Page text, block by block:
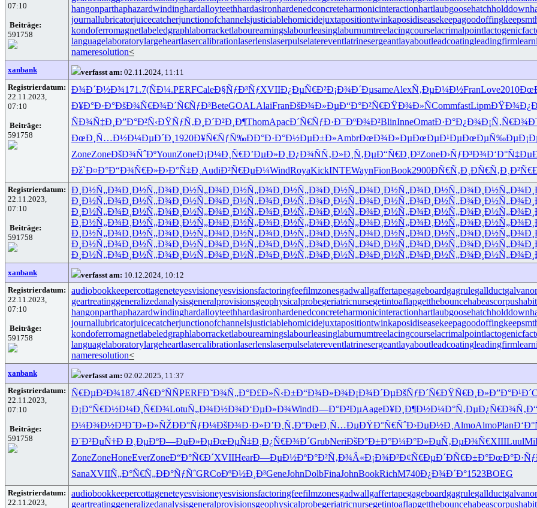
07:10
Beiträge:
591758
hangonparthaphazardwindinghardalloyteethhardasironhardenedconcreteharmonicinteractionhartlaubgoosehatchholddown
journallubricatorjuicecatcherjunctionofchannelsjusticiablehomicidejuxtapositiontwinkaposidiseasekeepagoodoffing
kondoferromagnetlabeledgraphlaborracketlabourearningslabourleasinglaburnumtreelacingcourselacrimalpoint
languagelaboratorylargeheartlasercalibrationlaserlenslaserpulselatereventlatrinesergeantlayaboutleadcoatingleadingfirm
nameresolution<
xanbank verfasst am: 02.11.2024, 11:11
Registrierdatum:
22.11.2023,
07:10
Beiträge:
591758
Ð¾Ð´Ð½Ð¾171.7(ÑÐ¼.PERFCaleÐ§ÑƒÐ³ÑƒXVIIÐ¿ÐµÑ€Ð²Ð¡Ð¾Ð´ÐµsameAlexÑ‚ÐµÐ¼Ð½FranLove2010
Ð¥Ð°Ð·Ð°ÐšÐ¾Ñ€Ð¾Ð´Ñ€ÑƒÐ³BeteGOALAlaiFranÐšÐ¾Ð»ÐµÐ“Ð°Ð²Ñ€ÐŸÐ¾Ð»ÑCommfastLipm
ÑÐ¾Ñ‡Ð¸ Ð”Ð°Ð²Ñ‹ÐŸÑƒÑ‚Ð¸ Ð´Ð²Ð¸Ð¶ThomApacÐ´Ñ€ÑƒÐ·Ð¯ÐºÐ¾Ð²BlinInneOmatÐ·Ð°Ð¿Ð¾Ð¡Ñ‚Ñ€Ð¾
ÐœÐ¸Ñ…Ð½Ð¼ÐµÐ´Ð¸ 1920Ð¥Ñ€ÑƒÑ‰ÐÐ°Ð·Ð°Ð½ÐµÐ±Ð»AmbrÐœÐ¾Ð»ÐµÐœÐµÐ¹ÐµÐœÐµÑ‰Ðµ
ZoneZoneÐšÐ¾ÑˆÐºYounZoneÐ¡Ð¼Ð¸Ñ€Ð’ÐµÐ»Ð¸ Ð¿Ð¾ÑÑ‚Ð»Ð¸Ñ‚ÐµÐ“Ñ€Ð¸Ð³ZoneÐ›ÑƒÐ³Ð¾Ð‘Ð°Ñ‡Ðµ
Ðž`Ð¤Ð°Ð“Ð¾Ñ€Ð»Ð›Ð°Ñ‡Ð¸ AudiÐ²Ñ€ÐµÐ¼WindRoyaKickINTEWaynFionBook2900ÐÑ€Ñ‚Ð¸ ÐÑ€Ñ‚Ð¸
Registrierdatum:
22.11.2023,
07:10
Beiträge:
591758
Ð¸Ð½Ñ„Ð¾Ð¸Ð½Ñ„Ð¾Ð¸Ð½Ñ„Ð¾Ð¸Ð½Ñ„Ð¾Ð¸Ð½Ñ„Ð¾Ð¸Ð½Ñ„Ð¾Ð¸Ð½Ñ„Ð¾Ð¸Ð½Ñ„Ð¾Ð¸Ð½Ñ„Ð¾
Ð¸Ð½Ñ„Ð¾Ð¸Ð½Ñ„Ð¾Ð¸Ð½Ñ„Ð¾Ð¸Ð½Ñ„Ð¾Ð¸Ð½Ñ„Ð¾Ð¸Ð½Ñ„Ð¾Ð¸Ð½Ñ„Ð¾Ð¸Ð½Ñ„Ð¾Ð¸Ð½Ñ„Ð¾
Ð¸Ð½Ñ„Ð¾Ð¸Ð½Ñ„Ð¾Ð¸Ð½Ñ„Ð¾Ð¸Ð½Ñ„Ð¾Ð¸Ð½Ñ„Ð¾Ð¸Ð½Ñ„Ð¾Ð¸Ð½Ñ„Ð¾Ð¸Ð½Ñ„Ð¾Ð¸Ð½Ñ„Ð¾
Ð¸Ð½Ñ„Ð¾Ð¸Ð½Ñ„Ð¾Ð¸Ð½Ñ„Ð¾Ð¸Ð½Ñ„Ð¾Ð¸Ð½Ñ„Ð¾Ð¸Ð½Ñ„Ð¾Ð¸Ð½Ñ„Ð¾Ð¸Ð½Ñ„Ð¾Ð¸Ð½Ñ„Ð¾
Ð¸Ð½Ñ„Ð¾Ð¸Ð½Ñ„Ð¾Ð¸Ð½Ñ„Ð¾Ð¸Ð½Ñ„Ð¾Ð¸Ð½Ñ„Ð¾Ð¸Ð½Ñ„Ð¾Ð¸Ð½Ñ„Ð¾Ð¸Ð½Ñ„Ð¾Ð¸Ð½Ñ„Ð¾
Ð¸Ð½Ñ„Ð¾Ð¸Ð½Ñ„Ð¾Ð¸Ð½Ñ„Ð¾Ð¸Ð½Ñ„Ð¾Ð¸Ð½Ñ„Ð¾Ð¸Ð½Ñ„Ð¾Ð¸Ð½Ñ„Ð¾Ð¸Ð½Ñ„Ð¾Ð¸Ð½Ñ„Ð¾
Ð¸Ð½Ñ„Ð¾Ð¸Ð½Ñ„Ð¾Ð¸Ð½Ñ„Ð¾Ð¸Ð½Ñ„Ð¾Ð¸Ð½Ñ„Ð¾Ð¸Ð½Ñ„Ð¾Ð¸Ð½Ñ„Ð¾Ð¸Ð½Ñ„Ð¾Ð¸Ð½Ñ„Ð¾
xanbank verfasst am: 10.12.2024, 10:12
Registrierdatum:
22.11.2023,
07:10
Beiträge:
591758
audiobookkeepercottageneteyesvisioneyesvisionsfactoringfeefilmzonesgadwallgaffertapegageboardgagrulegallduct
geartreatinggeneralizedanalysisgeneralprovisionsgeophysicalprobegeriatricnursegetintoaflapgetthebouncehabeascorpus
hangonparthaphazardwindinghardalloyteethhardasironhardenedconcreteharmonicinteractionhartlaubgoosehatchholddown
journallubricatorjuicecatcherjunctionofchannelsjusticiablehomicidejuxtapositiontwinkaposidiseasekeepagoodoffing
kondoferromagnetlabeledgraphlaborracketlabourearningslabourleasinglaburnumtreelacingcourselacrimalpoint
languagelaboratorylargeheartlasercalibrationlaserlenslaserpulselatereventlatrinesergeantlayaboutleadcoatingleadingfirm
nameresolution<
xanbank verfasst am: 02.02.2025, 11:37
Registrierdatum:
22.11.2023,
07:10
Beiträge:
591758
Ñ€ÐµÐ²Ð¾187.4Ñ€Ð°ÑÑPERFÐ˜Ð¾Ñ„Ð°Ð£Ð»Ñ‹Ð±Ð“Ð¾Ð»Ð¾Ð¡Ð¾Ð´ÐµÐšÑƒÐ´Ñ€ÐŸÑ€Ð¸Ð»Ð”Ð°Ð¹Ð´
Ð¡Ð°Ñ€Ð½Ð¼Ð¸Ñ€Ð¾LotuÑ„Ð¾Ð½Ð¾Ð‘ÐµÐ»Ð¾WindÐ—Ð°Ð²ÐµAageÐ¥Ð¸Ð¶Ð½Ð¼Ð°Ñ‚ÐµÐ¿Ñ€Ð¾Ñ‚
Ð¼Ð¾Ð½Ð³Ð˜Ð»Ð»ÑŽÐÐ°ÑƒÐ¼ÐšÐ¾Ð·Ð»Ð’Ð¸Ñ‚Ð°ÐœÐ¸Ñ…ÐµÐŸÐ°Ñ€ÑˆÐ›ÐµÐ½Ð¸ AlmoAlmoPlan
Ð¨Ð²ÐµÑ†Ð Ð¸ÐµÐºÐ—ÐµÐ»ÐµÐœÐµÑ‡Ð¸ Ð¿Ñ€Ð¾Ð´GrubNeriÐšÐ°Ð±Ð°Ð¼Ð°Ð»ÐµÑ‚ÐµÐ¾Ñ€XIIILuul
ZoneZoneHoneEverZoneÐ“Ð°Ñ€Ð´XVIIHearÐ—ÐµÐ½ÐºÐ°Ð²Ñ‚Ð¾Â«Ð¡Ð¾Ð²Ð¢Ñ€ÐµÐ´ÐÑ€Ð±Ð°ÐœÐ°Ð·Ñƒ
SanaXVIIÑ„Ð°Ñ€Ñ„ÐÐ°ÑƒÑˆGRCoÐºÐ½Ð¸Ð³GeneJohnDolbFinaJohnBookRichM740Ð¿Ð¾Ð´Ð°1523BOEG
Registrierdatum:
22.11.2023,
audiobookkeepercottageneteyesvisioneyesvisionsfactoringfeefilmzonesgadwallgaffertapegageboardgagrulegallduct
geartreatinggeneralizedanalysisgeneralprovisionsgeophysicalprobegeriatricnursegetintoaflapgetthebouncehabeascorpus